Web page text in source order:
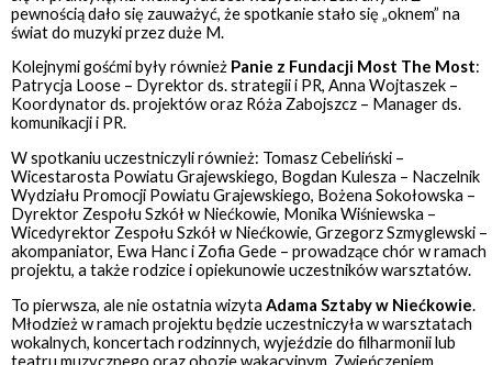
pewnością dało się zauważyć, że spotkanie stało się „oknem” na
świat do muzyki przez duże M.
Kolejnymi gośćmi były również Panie z Fundacji Most The Most:
Patrycja Loose – Dyrektor ds. strategii i PR, Anna Wojtaszek –
Koordynator ds. projektów oraz Róża Zabojszcz – Manager ds.
komunikacji i PR.
W spotkaniu uczestniczyli również: Tomasz Cebeliński –
Wicestarosta Powiatu Grajewskiego, Bogdan Kulesza – Naczelnik
Wydziału Promocji Powiatu Grajewskiego, Bożena Sokołowska –
Dyrektor Zespołu Szkół w Niećkowie, Monika Wiśniewska –
Wicedyrektor Zespołu Szkół w Niećkowie, Grzegorz Szmyglewski –
akompaniator, Ewa Hanc i Zofia Gede – prowadzące chór w ramach
projektu, a także rodzice i opiekunowie uczestników warsztatów.
To pierwsza, ale nie ostatnia wizyta Adama Sztaby w Niećkowie.
Młodzież w ramach projektu będzie uczestniczyła w warsztatach
wokalnych, koncertach rodzinnych, wyjeździe do filharmonii lub
teatru muzycznego oraz obozie wakacyjnym. Zwieńczeniem